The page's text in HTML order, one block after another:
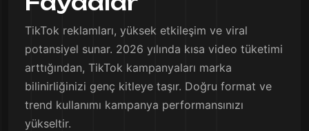
TikTok reklamları, yüksek etkileşim ve viral
potansiyel sunar. 2026 yılında kısa video tüketimi
arttığından, TikTok kampanyaları marka
bilinirliğinizi genç kitleye taşır. Doğru format ve
trend kullanımı kampanya performansınızı
yükseltir.